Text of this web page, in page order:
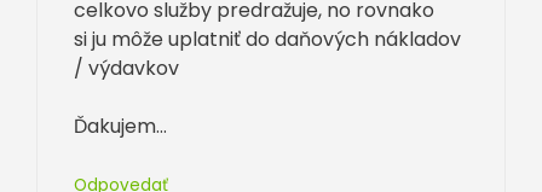
celkovo služby predražuje, no rovnako
si ju môže uplatniť do daňových nákladov
/ výdavkov
Ďakujem…
Odpovedať